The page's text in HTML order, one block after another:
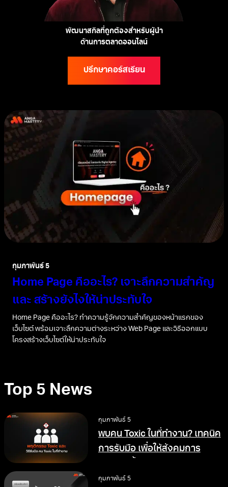
พัฒนาสกิลที่ถูกต้องสำหรับผู้นำ
ด้านการตลาดออนไลน์
ปรึกษาคอร์สเรียน
กุมภาพันธ์ 5
Home Page คืออะไร? เจาะลึกความสำคัญ
และ สร้างยังไงให้น่าประทับใจ
Home Page คืออะไร? ทำความรู้จักความสำคัญของหน้าแรกของ
เว็บไซต์ พร้อมเจาะลึกความต่างระหว่าง Web Page และวิธีออกแบบ
โครงสร้างเว็บไซต์ให้น่าประทับใจ
Top 5 News
กุมภาพันธ์ 5
พบคน Toxic ในที่ทำงาน? เทคนิค
การรับมือ เพื่อให้สังคมการ
กุมภาพันธ์ 5